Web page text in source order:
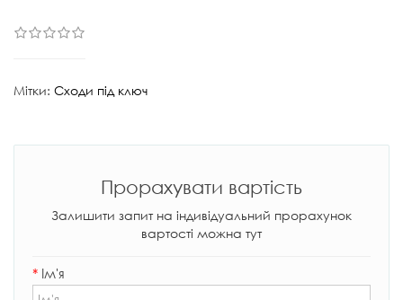
Мітки: Сходи під ключ
Прорахувати вартість
Залишити запит на індивідуальний прорахунок
вартості можна тут
* Ім'я